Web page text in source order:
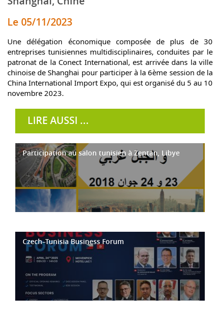
Le 05/11/2023
Une délégation économique composée de plus de 30
entreprises tunisiennes multidisciplinaires, conduites par le
patronat de la Conect International, est arrivée dans la ville
chinoise de Shanghai pour participer à la 6ème session de la
China International Import Expo, qui est organisé du 5 au 10
novembre 2023.
LIRE AUSSI ...
Participation au salon tunisien à Zentan, Libye
Czech–Tunisia Business Forum